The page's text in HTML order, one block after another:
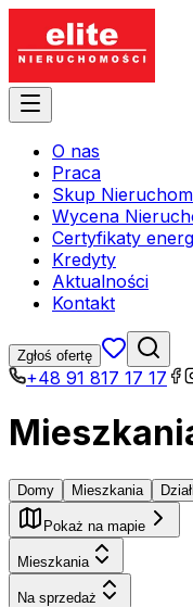
O nas
Praca
Skup
Wycena
Certyfikaty
Kredyty
Aktualności
Kontakt
Zgłoś ofertę
+48 91 817 17 17
Domy Mieszkania
Pokaż na mapie
Mieszkania
Na sprzedaż